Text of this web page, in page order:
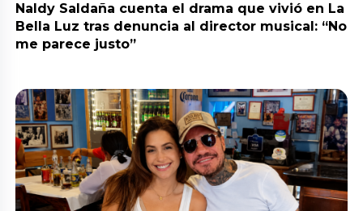
Naldy Saldaña cuenta el drama que vivió en La
Bella Luz tras denuncia al director musical: “No
me parece justo”